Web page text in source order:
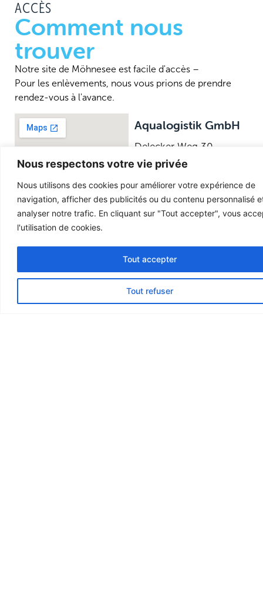
Nous respectons votre vie privée
Nous utilisons des cookies pour améliorer votre expérience de
navigation, afficher des publicités ou du contenu personnalisé
analyser notre trafic. En cliquant sur "Tout accepter", vous
l'utilisation de cookies.
Tout refuser
Tout accepter
ACCÈS
Comment nous
trouver
Notre site de Möhnesee est facile d'accès –
Pour les enlèvements, nous vous prions de prendre
rendez-vous à l'avance.
Aqualogistik GmbH
Delecker Weg 30
D‑59519 Möhnesee
Lundi–
Jeudi
8h00 –
17h00
German